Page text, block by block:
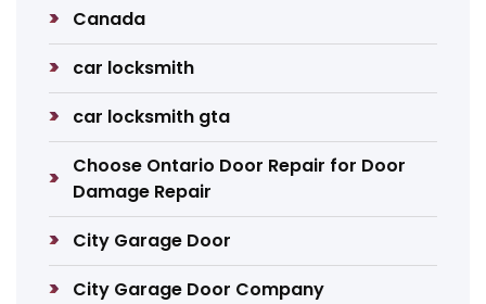
Canada
car locksmith
car locksmith gta
Choose Ontario Door Repair for Door
Damage Repair
City Garage Door
City Garage Door Company